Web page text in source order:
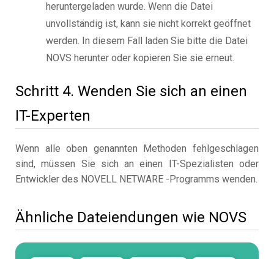
heruntergeladen wurde. Wenn die Datei
unvollständig ist, kann sie nicht korrekt geöffnet
werden. In diesem Fall laden Sie bitte die Datei
NOVS herunter oder kopieren Sie sie erneut.
Schritt 4. Wenden Sie sich an einen
IT-Experten
Wenn alle oben genannten Methoden fehlgeschlagen
sind, müssen Sie sich an einen IT-Spezialisten oder
Entwickler des NOVELL NETWARE -Programms wenden.
Ähnliche Dateiendungen wie NOVS